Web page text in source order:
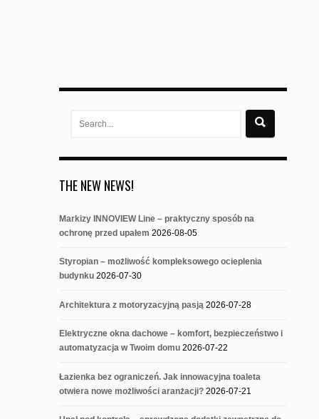
THE NEW NEWS!
Markizy INNOVIEW Line – praktyczny sposób na
ochronę przed upałem 2026-08-05
Styropian – możliwość kompleksowego ocieplenia
budynku 2026-07-30
Architektura z motoryzacyjną pasją 2026-07-28
Elektryczne okna dachowe – komfort, bezpieczeństwo i
automatyzacja w Twoim domu 2026-07-22
Łazienka bez ograniczeń. Jak innowacyjna toaleta
otwiera nowe możliwości aranżacji? 2026-07-21